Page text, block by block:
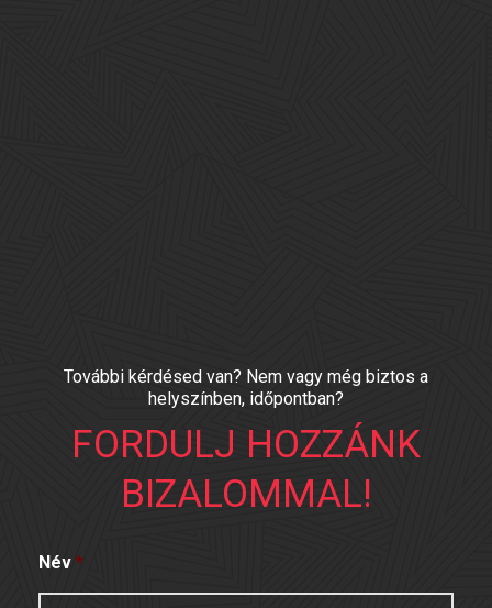
További kérdésed van? Nem vagy még biztos a
helyszínben, időpontban?
FORDULJ HOZZÁNK
BIZALOMMAL!
Név *